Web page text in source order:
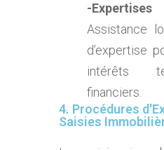
-
Assistance
d’expertise
intérêts
financiers.
4. Procédures
Saisies